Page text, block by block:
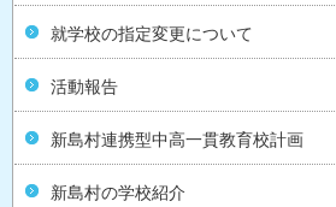
就学校の指定変更について
活動報告
新島村連携型中高一貫教育校計画
新島村の学校紹介